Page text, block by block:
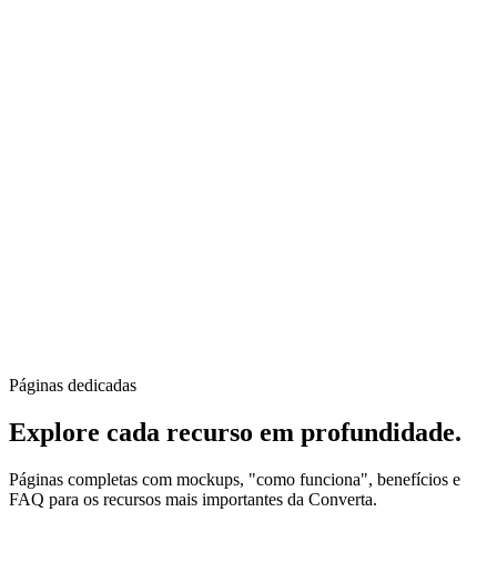
Páginas dedicadas
Explore cada recurso em profundidade.
Páginas completas com mockups, "como funciona", benefícios e
FAQ para os recursos mais importantes da Converta.